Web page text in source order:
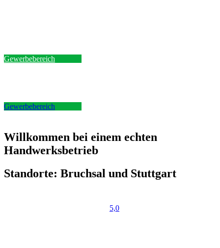
Gewerbebereich
Gewerbebereich
Willkommen bei einem echten
Handwerksbetrieb
Standorte: Bruchsal und Stuttgart
5,0